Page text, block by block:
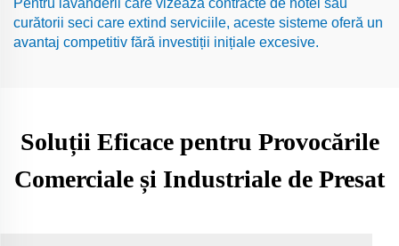
Pentru lavanderii care vizează contracte de hotel sau
curătorii seci care extind serviciile, aceste sisteme oferă un
avantaj competitiv fără investiții inițiale excesive.
Soluții Eficace pentru Provocările
Comerciale și Industriale de Presat